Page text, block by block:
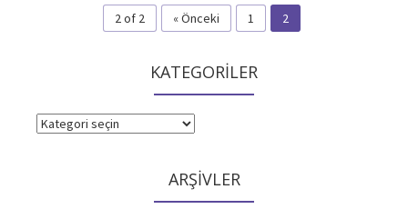
2 of 2 « Önceki 1 2
KATEGORİLER
KATEGORİLER
ARŞİVLER